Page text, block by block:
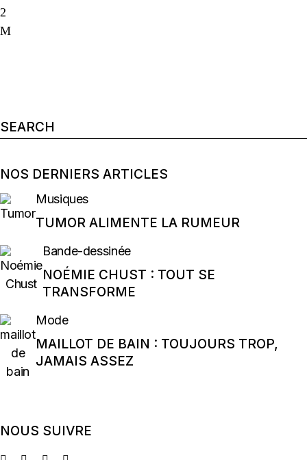
Search
for:
NOS DERNIERS ARTICLES
Musiques
TUMOR ALIMENTE LA RUMEUR
Bande-dessinée
NOÉMIE CHUST : TOUT SE
TRANSFORME
Mode
MAILLOT DE BAIN : TOUJOURS TROP,
JAMAIS ASSEZ
NOUS SUIVRE